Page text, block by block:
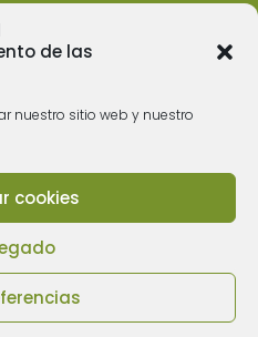
de las
nuestro sitio web y nuestro
cookies
de Tenerife. Todos los
reservados